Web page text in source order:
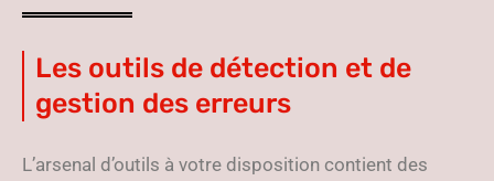
Les outils de détection et de
gestion des erreurs
L’arsenal d’outils à votre disposition contient des